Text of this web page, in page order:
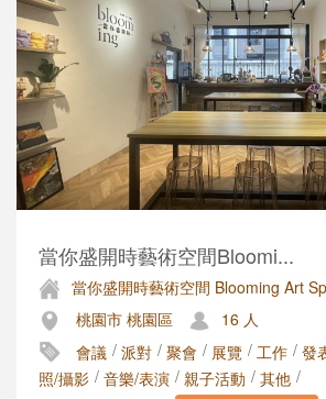
當你盛開時藝術空間Bloomi...
當你盛開時藝術空間 Blooming Art
桃園市 桃園區
16 人
會議 / 派對 / 聚會 / 展覽 / 工作 / 發
照/攝影 / 音樂/表演 / 親子活動 / 其他 /